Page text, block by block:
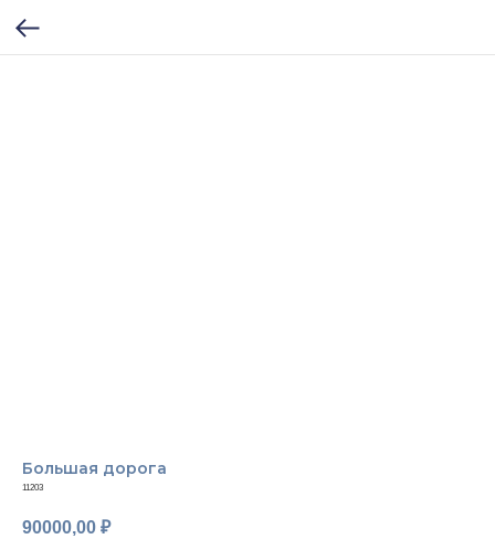
Большая дорога
11203
90000,00 ₽